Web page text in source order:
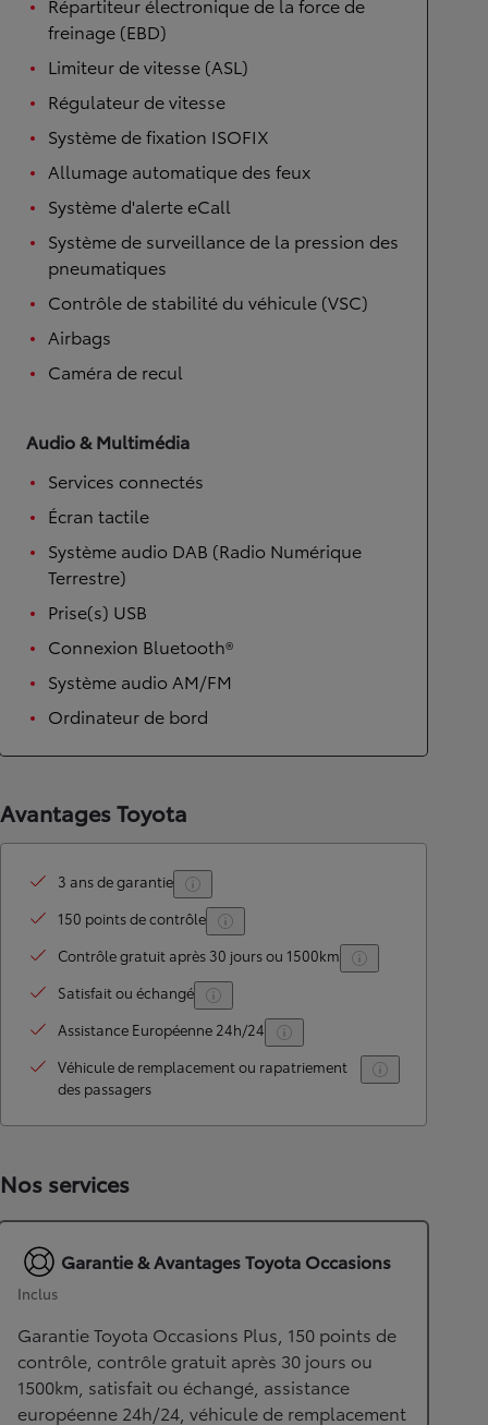
freinage (EBD)
Limiteur de vitesse (ASL)
Régulateur de vitesse
Système de fixation ISOFIX
Allumage automatique des feux
Système d'alerte eCall
Système de surveillance de la pression des
pneumatiques
Contrôle de stabilité du véhicule (VSC)
Airbags
Caméra de recul
Audio & Multimédia
Services connectés
Écran tactile
Système audio DAB (Radio Numérique
Terrestre)
Prise(s) USB
Connexion Bluetooth®
Système audio AM/FM
Ordinateur de bord
Avantages Toyota
3 ans de garantie
150 points de contrôle
Contrôle gratuit après 30 jours ou 1500km
Satisfait ou échangé
Assistance Européenne 24h/24
Véhicule de remplacement ou rapatriement
des passagers
Nos services
Garantie & Avantages Toyota Occasions
Inclus
Garantie Toyota Occasions Plus, 150 points de
contrôle, contrôle gratuit après 30 jours ou
1500km, satisfait ou échangé, assistance
européenne 24h/24, véhicule de remplacement